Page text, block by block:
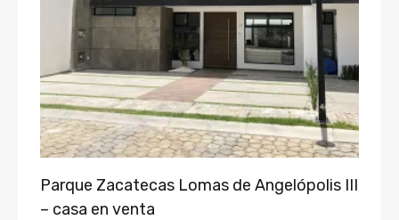
Parque Zacatecas Lomas de Angelópolis III
– casa en venta